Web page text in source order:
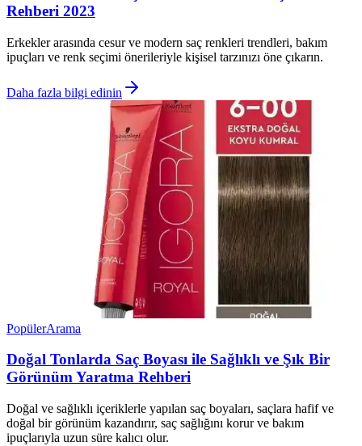
Rehberi 2023
Erkekler arasında cesur ve modern saç renkleri trendleri, bakım
ipuçları ve renk seçimi önerileriyle kişisel tarzınızı öne çıkarın.
Daha fazla bilgi edinin
PopülerArama
Doğal Tonlarda Saç Boyası ile Sağlıklı ve Şık Bir
Görünüm Yaratma Rehberi
Doğal ve sağlıklı içeriklerle yapılan saç boyaları, saçlara hafif ve
doğal bir görünüm kazandırır, saç sağlığını korur ve bakım
ipuçlarıyla uzun süre kalıcı olur.